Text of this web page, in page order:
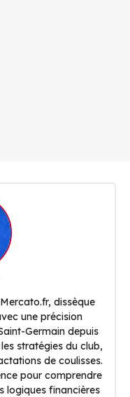
dissèque
une précision
Germain depuis
stratégies du club,
de coulisses.
pour comprendre
logiques financières